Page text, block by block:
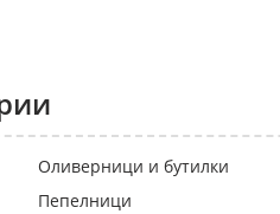
Оливерници и бутилки
Пепелници